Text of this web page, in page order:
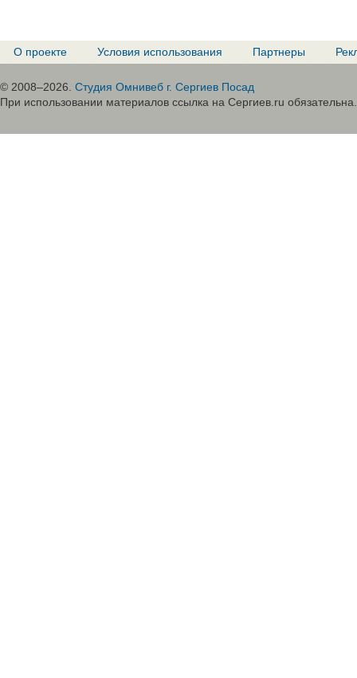
О проекте Условия использования Партнеры
© 2008–2026. Студия Омнивеб г. Сергиев Посад
При использовании материалов ссылка на Сергиев.ru обязательна.